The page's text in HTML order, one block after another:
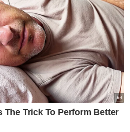
Disyorkan
Cik Man selamat
di Tanah Merah